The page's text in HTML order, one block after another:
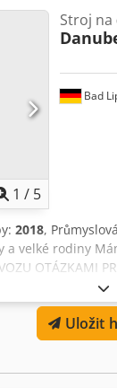
1 / 5
Bad
Stroj
2018,
velké rodiny
OTÁZKAMI
Uložit